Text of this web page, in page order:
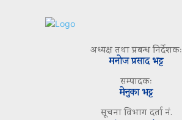
अध्यक्ष तथा प्रबन्ध निर्देशकः
मनोज प्रसाद भट्ट
सम्पादकः
मेनुका भट्ट
सूचना विभाग दर्ता नं.